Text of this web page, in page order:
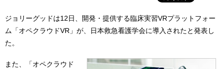
ジョリーグッドは12日、開発・提供する臨床実習VRプラットフォー
ム「オペクラウドVR」が、日本救急看護学会に導入されたと発表し
た。
また、「オペクラウド